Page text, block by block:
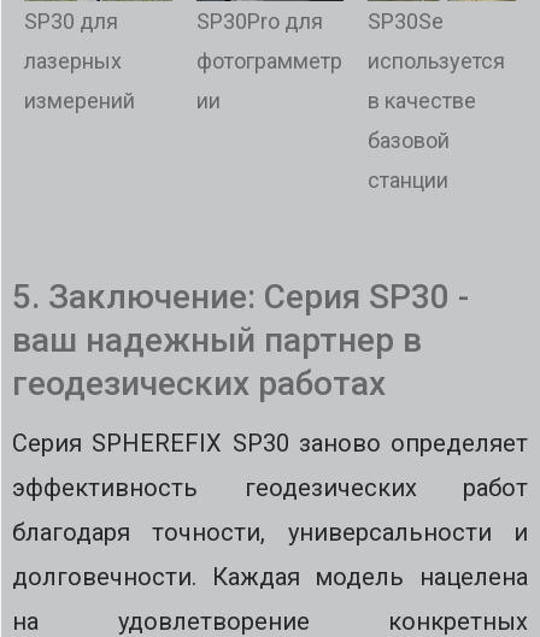
SP30 для
лазерных
измерений
SP30Pro для
фотограмметр
ии
SP30Se
используется
в качестве
базовой
станции
5. Заключение: Серия SP30 -
ваш надежный партнер в
геодезических работах
Серия SPHEREFIX SP30 заново определяет
эффективность геодезических работ
благодаря точности, универсальности и
долговечности. Каждая модель нацелена
на удовлетворение конкретных